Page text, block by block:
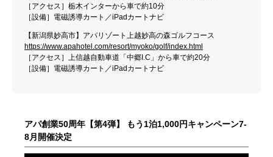
［アクセス］栃木インターから車で約10分
［設備］電磁誘導カート／iPadカートナビ
【新潟県妙高市】アパリゾート上越妙高の森ゴルフコース
https://www.apahotel.com/resort/myoko/golf/index.html
［アクセス］上信越自動車道「中郷I.C」から車で約20分
［設備］電磁誘導カート／iPadカートナビ
アパ創業50周年【第4弾】 もう1泊1,000円キャンペーン7-
8月開催決定